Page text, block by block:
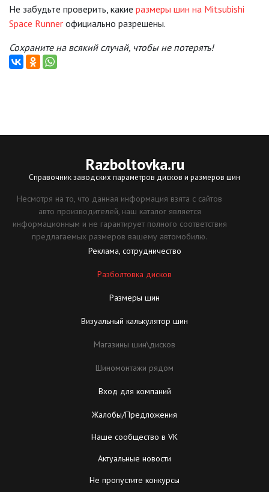
Не забудьте проверить, какие размеры шин на Mitsubishi
Space Runner официально разрешены.
Сохраните на всякий случай, чтобы не потерять!
Razboltovka.ru
Справочник заводских параметров дисков и размеров шин
Несмотря на то, что данная информация взята с сайтов
авто производителей, наш каталог является
информационным и не гарантирует полного соответствия
предлагаемых размеров вашему автомобилю.
Реклама, сотрудничество
Разболтовка дисков
Размеры шин
Визуальный калькулятор шин
Магазины шин\дисков
Шиномонтажи рядом
Вход для компаний
Жалобы/Предложения
Наше сообщество в VK
Актуальные новости
Не пропустите конкурсы